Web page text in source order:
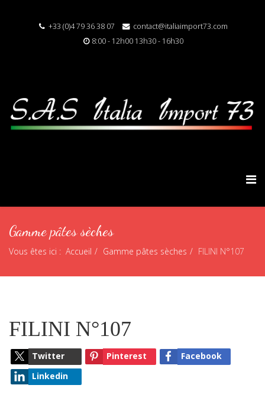
+33 (0)4 79 36 38 07
contact@italiaimport73.com
8:00 - 12h00 13h30 - 16h30
Gamme pâtes sèches
Vous êtes ici : Accueil Gamme pâtes sèches FILINI N°107
FILINI N°107
Twitter Pinterest
Facebook
Linkedin